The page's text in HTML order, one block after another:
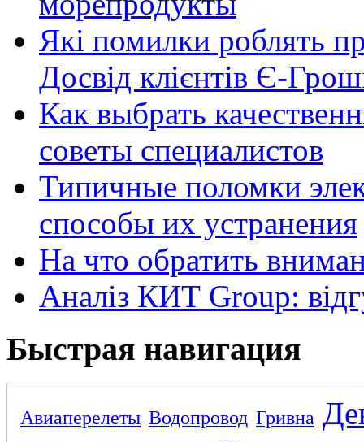
Які помилки роблять
Досвід клієнтів Є-
Как выбрать
советы специалистов
Типичные поломки
способы их устранения
На что обратить
Аналіз КИТ Group:
Быстрая навигация
Авиаперелеты Водопровод Гривна